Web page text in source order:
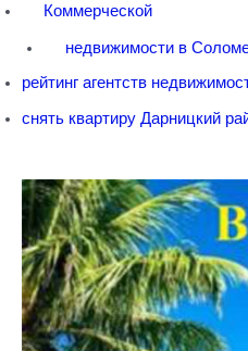
Коммерческой
недвижимости в
рейтинг агентств
снять квартиру Дарницкий